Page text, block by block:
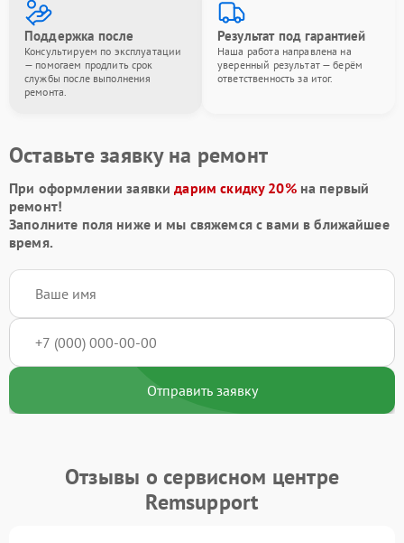
Поддержка после
Консультируем по эксплуатации
— помогаем продлить срок
службы после выполнения
ремонта.
Результат под гарантией
Наша работа направлена на
уверенный результат — берём
ответственность за итог.
Оставьте заявку на ремонт
При оформлении заявкидарим скидку 20%на первый
ремонт!
Заполните поля ниже и мы свяжемся с вами в ближайшее
время.
Отправить заявку
Отзывы о сервисном центре
Remsupport